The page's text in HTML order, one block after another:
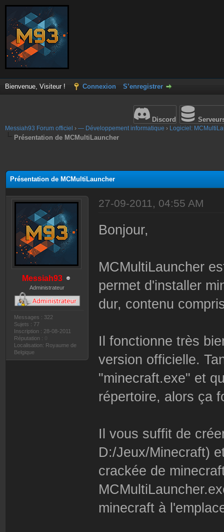
Bienvenue, Visiteur ! Connexion S’enregistrer
Discord
Messiah93 Forum officiel › — Développement informatique › Logiciel:
Présentation de MCMultiLauncher
Présentation de MCMultiLauncher
Messiah93
Administrateur
Messages : 322
Sujets : 77
Inscription : 28-08-2011
Réputation :
Localisation: Royaume de
Belgique
27-09-2011, 04:55 AM
Bonjour,
MCMultiLauncher
permet d'installer
dur, contenu
Il fonctionne très
version officielle.
"minecraft.exe" et
répertoire, alors ça
Il vous suffit de
D:/Jeux/Minecraft)
crackée de
minecraft à